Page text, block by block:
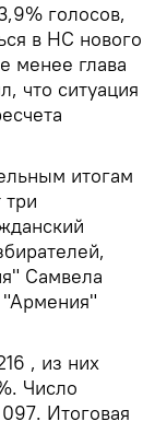
голосов,
в НС нового
менее глава
что ситуация
итогам
три
Самвела
"Армения"
, из них
Число
Итоговая